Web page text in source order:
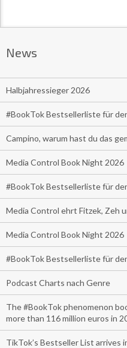
News
Halbjahressieger 2026
#BookTok Bestsellerliste für
Campino, warum hast du das
Media Control Book Night 2026
#BookTok Bestsellerliste für
Media Control ehrt Fitzek, Zeh
Media Control Book Night 2026
#BookTok Bestsellerliste für
Podcast Charts nach Genre
The #BookTok phenomenon
more than 116 million euros in
TikTok’s Bestseller List arrives